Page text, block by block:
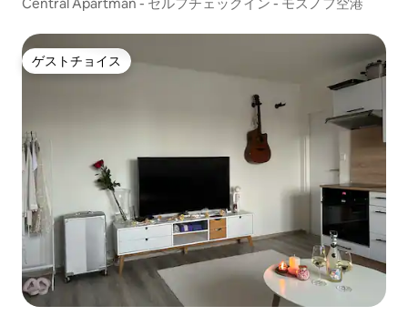
ゲストチョイス
ゲストチョイス